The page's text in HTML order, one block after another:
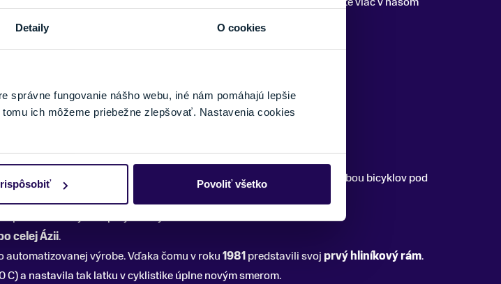
Detaily O cookies
správne fungovanie nášho webu, iné nám pomáhajú lepšie
ich môžeme priebežne zlepšovať. Nastavenia cookies
Povoliť všetko
sa obklopil špičkovým tímom odborníkov z celého sveta a začal s výrobou bicyklov pod
pomohla vo výrobe prvých bicyklov.
celej Ázii.
výrobe. Vďaka čomu v roku1981predstavili svoj prvý hliníkový rám.
C) a nastavila tak latku v cyklistike úplne novým smerom.